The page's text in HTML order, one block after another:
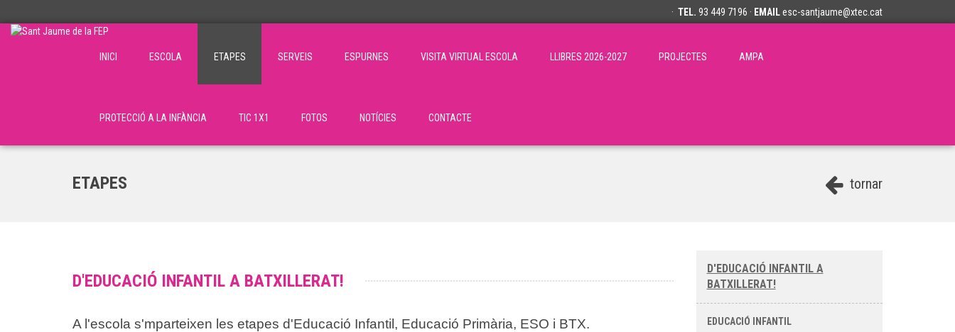
· TEL. 93 449 7196 · EMAILesc-santjaume@xtec.cat
INICI ESCOLA ETAPES SERVEIS ESPURNES VISITA VIRTUAL ESCOLA LLIBRES 2026-2027 PROJECTES AMPA
PROTECCIÓ A LA INFÀNCIA TIC 1X1 FOTOS NOTÍCIES CONTACTE
tornar
ETAPES
D'EDUCACIÓ INFANTIL A BATXILLERAT!
A l'escola s'mparteixen les etapes d'Educació Infantil, Educació Primària, ESO i BTX.
D'EDUCACIÓ INFANTIL A
BATXILLERAT!
EDUCACIÓ INFANTIL